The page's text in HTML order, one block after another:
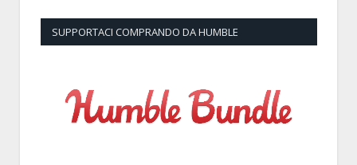
SUPPORTACI COMPRANDO DA HUMBLE